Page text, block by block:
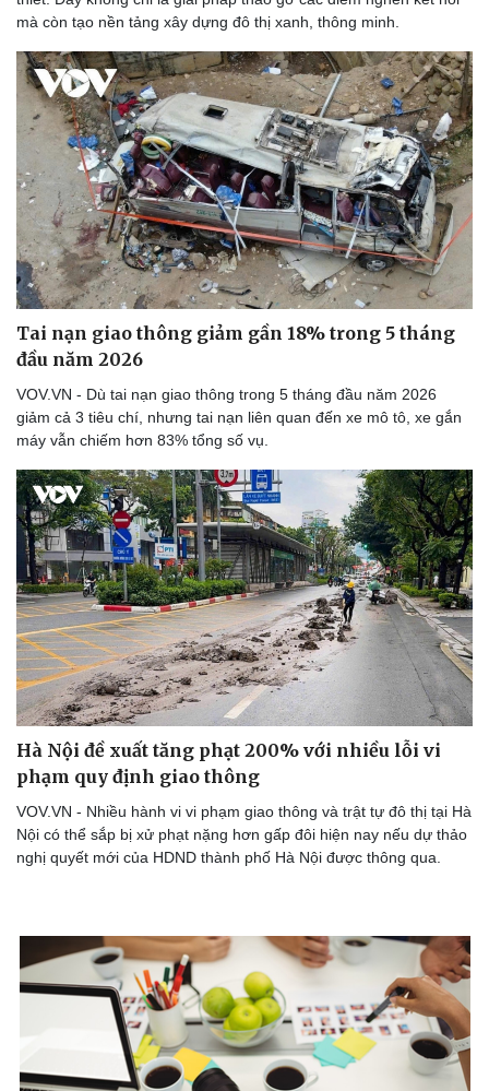
Doanh nghiệp
Thông tin doanh nghiệp
Doanh nghiệp 24h
Doanh nhân
Vì cộng đồng
Công nghệ
Sành điệu
Tin Công nghệ
Trải nghiệm
Chuyển đổi số
mà còn tạo nền tảng xây dựng đô thị xanh, thông minh.
Tai nạn giao thông giảm gần 18% trong 5 tháng
đầu năm 2026
VOV.VN - Dù tai nạn giao thông trong 5 tháng đầu năm 2026
giảm cả 3 tiêu chí, nhưng tai nạn liên quan đến xe mô tô, xe gắn
máy vẫn chiếm hơn 83% tổng số vụ.
Hà Nội đề xuất tăng phạt 200% với nhiều lỗi vi
phạm quy định giao thông
VOV.VN - Nhiều hành vi vi phạm giao thông và trật tự đô thị tại Hà
Nội có thể sắp bị xử phạt nặng hơn gấp đôi hiện nay nếu dự thảo
nghị quyết mới của HDND thành phố Hà Nội được thông qua.